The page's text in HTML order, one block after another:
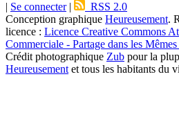
| Se connecter|
RSS 2.0
Conception graphique Heureusement.
licence : Licence Creative Commons
Commerciale - Partage dans les
Crédit photographique Zub pour la
Heureusement et tous les habitants du